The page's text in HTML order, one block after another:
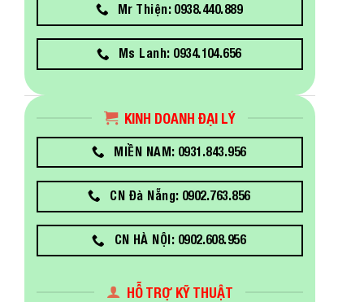
Mr Thiện: 0938.440.889
Ms Lanh: 0934.104.656
KINH DOANH ĐẠI LÝ
MIỀN NAM: 0931.843.956
CN Đà Nẵng: 0902.763.856
CN HÀ NỘI: 0902.608.956
HỖ TRỢ KỸ THUẬT